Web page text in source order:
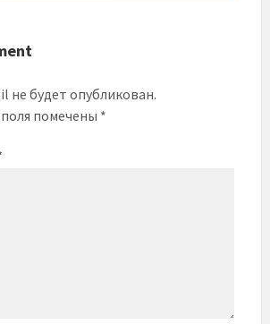
не будет опубликован.
помечены *